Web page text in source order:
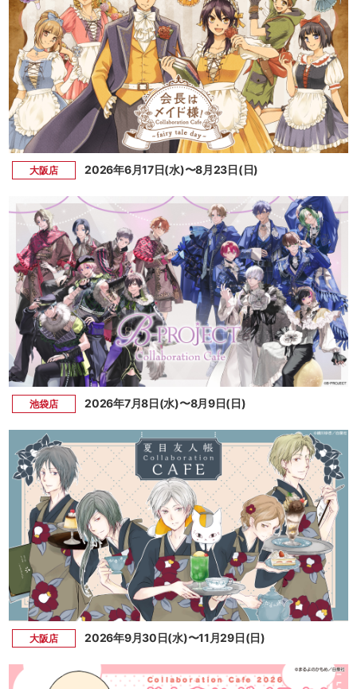
大阪店 2026年6月17日(水)〜8月23日(日)
池袋店 2026年7月8日(水)〜8月9日(日)
大阪店 2026年9月30日(水)〜11月29日(日)